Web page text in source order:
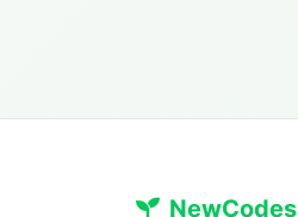
NewCodes